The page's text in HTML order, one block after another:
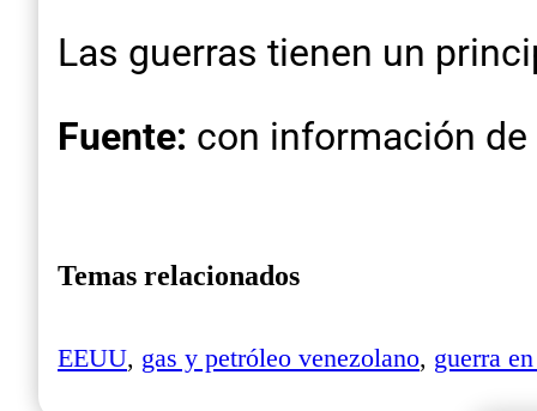
Las guerras tienen un
Fuente: con información de
Temas relacionados
EEUU, gas y petróleo venezolano, guerra